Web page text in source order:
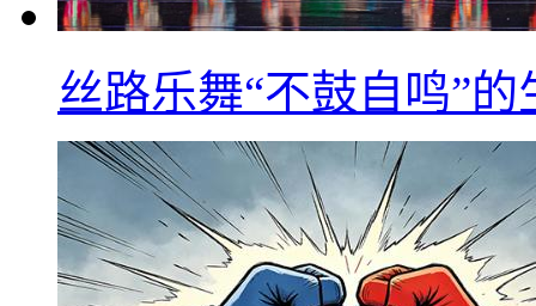
丝路乐舞“不鼓自鸣”